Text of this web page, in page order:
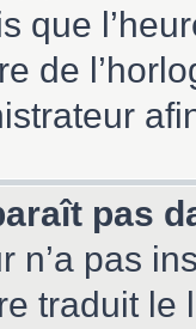
que
de
pas
n’a pas
traduit